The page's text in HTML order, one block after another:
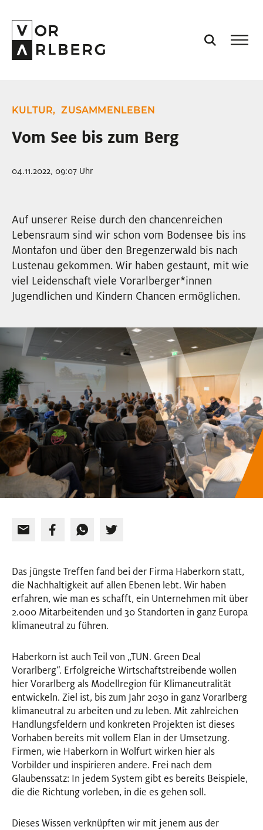
VISION
EVENTS
KULTUR, ZUSAMMENLEBEN
Vom See bis zum Berg
04.11.2022, 09:07 Uhr
Auf unserer Reise durch den chancenreichen
Lebensraum sind wir schon vom Bodensee bis ins
Montafon und über den Bregenzerwald bis nach
Lustenau gekommen. Wir haben gestaunt, mit wie
viel Leidenschaft viele Vorarlberger*innen
Jugendlichen und Kindern Chancen ermöglichen.
Das jüngste Treffen fand bei der Firma Haberkorn statt,
die Nachhaltigkeit auf allen Ebenen lebt. Wir haben
erfahren, wie man es schafft, ein Unternehmen mit über
2.000 Mitarbeitenden und 30 Standorten in ganz Europa
klimaneutral zu führen.
Haberkorn ist auch Teil von „TUN. Green Deal
Vorarlberg“. Erfolgreiche Wirtschaftstreibende wollen
hier Vorarlberg als Modellregion für Klimaneutralität
entwickeln. Ziel ist, bis zum Jahr 2030 in ganz Vorarlberg
klimaneutral zu arbeiten und zu leben. Mit zahlreichen
Handlungsfeldern und konkreten Projekten ist dieses
Vorhaben bereits mit vollem Elan in der Umsetzung.
Firmen, wie Haberkorn in Wolfurt wirken hier als
Vorbilder und inspirieren andere. Frei nach dem
Glaubenssatz: In jedem System gibt es bereits Beispiele,
die die Richtung vorleben, in die es gehen soll.
Dieses Wissen verknüpften wir mit jenem aus der